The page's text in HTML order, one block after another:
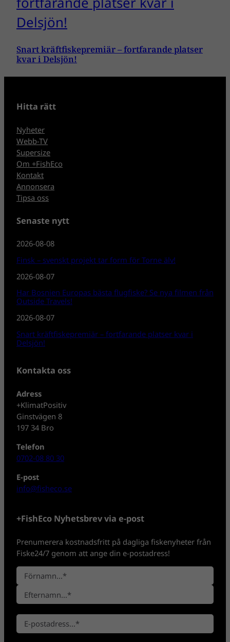
Snart kräftfiskepremiär – fortfarande platser
kvar i Delsjön!
Hitta rätt
Nyheter
Webb-TV
Supersize
Om +FishEco
Kontakt
Annonsera
Tipsa oss
Senaste nytt
2026-08-08
Finsk – svenskt projekt tar form för Torne älv!
2026-08-07
Har Bosnien Europas bästa flugfiske? Se nya filmen från
Outside Travels!
2026-08-07
Snart kräftfiskepremiär – fortfarande platser kvar i
Delsjön!
Kontakta oss
Adress
+KlimatPositiv
Ginstvägen 8
197 34 Bro
Telefon
0702-08 80 30
E-post
info@fisheco.se
+FishEco Nyhetsbrev via e-post
Prenumerera kostnadsfritt på dagliga fiskenyheter från
Fiske24/7 genom att ange din e-postadress!
N
a
n
*
F
ö
r
a
t
E
-